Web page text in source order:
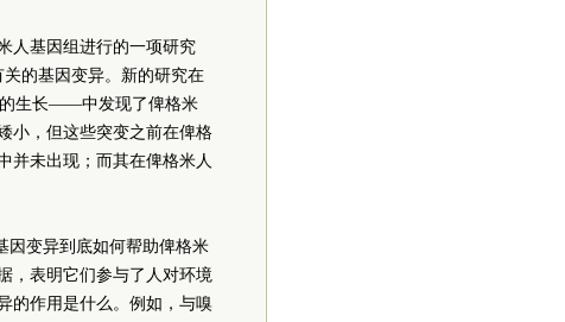
人基因组进行的一项研究
的基因变异。新的研究在
生长——中发现了俾格米
小，但这些突变之前在俾格
并未出现；而其在俾格米人
因变异到底如何帮助俾格米
，表明它们参与了人对环境
的作用是什么。例如，与嗅